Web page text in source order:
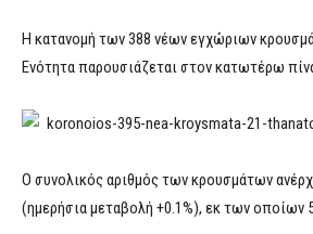
Η κατανομή των 388 νέων εγχώριων
Ενότητα παρουσιάζεται στον κατωτέρω
Ο συνολικός αριθμός των κρουσμάτων
(ημερήσια μεταβολή +0.1%), εκ των οποίων